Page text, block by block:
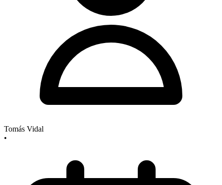
Tomás Vidal
•